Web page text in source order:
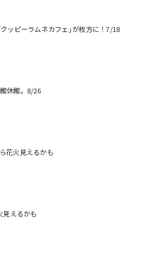
ッピーラムネカフェ｣が枚方に！7/18
休館。8/26
花火見えるかも
見えるかも